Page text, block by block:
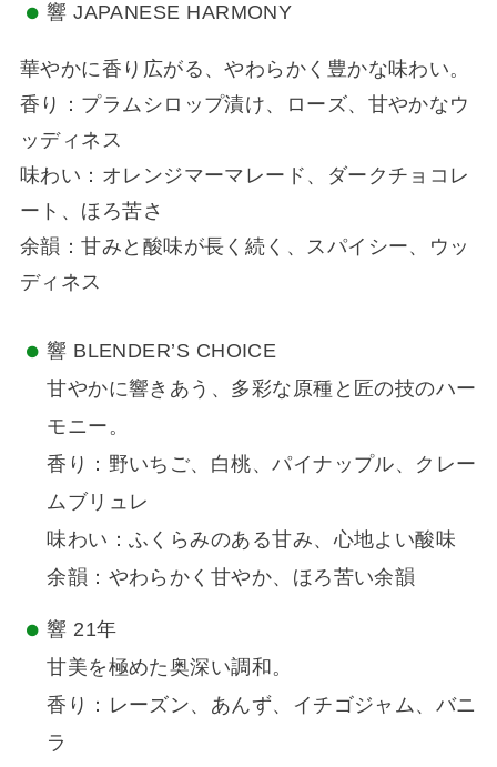
響 JAPANESE HARMONY
華やかに香り広がる、やわらかく豊かな味わい。
香り：プラムシロップ漬け、ローズ、甘やかなウ
ッディネス
味わい：オレンジマーマレード、ダークチョコレ
ート、ほろ苦さ
余韻：甘みと酸味が長く続く、スパイシー、ウッ
ディネス
響 BLENDER’S CHOICE
甘やかに響きあう、多彩な原種と匠の技のハー
モニー。
香り：野いちご、白桃、パイナップル、クレー
ムブリュレ
味わい：ふくらみのある甘み、心地よい酸味
余韻：やわらかく甘やか、ほろ苦い余韻
響 21年
甘美を極めた奥深い調和。
香り：レーズン、あんず、イチゴジャム、バニ
ラ